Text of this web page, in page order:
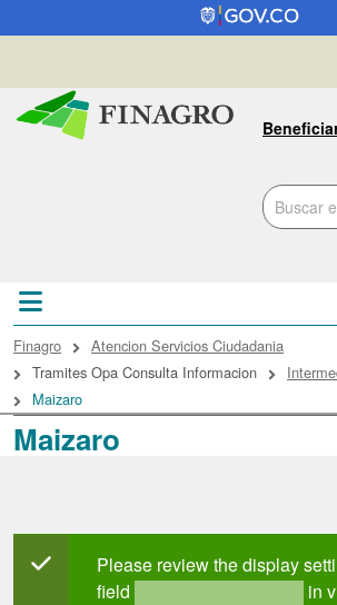
Pasar al contenido principal
Maizaro
enlaces de
Finagro
Atencion Servicios Ciudadania
Tramites Opa Consulta Informacion
Maizaro
Mensaje de
Please review the display
field
in